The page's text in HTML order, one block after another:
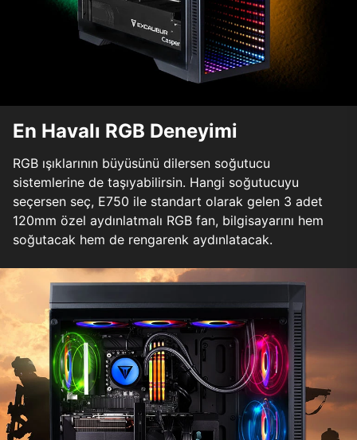
En Havalı RGB Deneyimi
RGB ışıklarının büyüsünü dilersen soğutucu
sistemlerine de taşıyabilirsin. Hangi soğutucuyu
seçersen seç, E750 ile standart olarak gelen 3 adet
120mm özel aydınlatmalı RGB fan, bilgisayarını hem
soğutacak hem de rengarenk aydınlatacak.